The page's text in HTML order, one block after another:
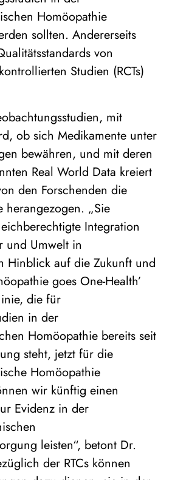
Homöopathie
sollten. Andererseits
von
Studien (RCTs)
mit
ob sich Medikamente unter
bewähren, und mit deren
Real World Data kreiert
den Forschenden die
herangezogen. „Sie
Integration
und Umwelt in
Hinblick auf die Zukunft und
goes One-Health’
die für
in der
Homöopathie bereits seit
steht, jetzt für die
Homöopathie
wir künftig einen
Evidenz in der
leisten“, betont Dr.
der RTCs können